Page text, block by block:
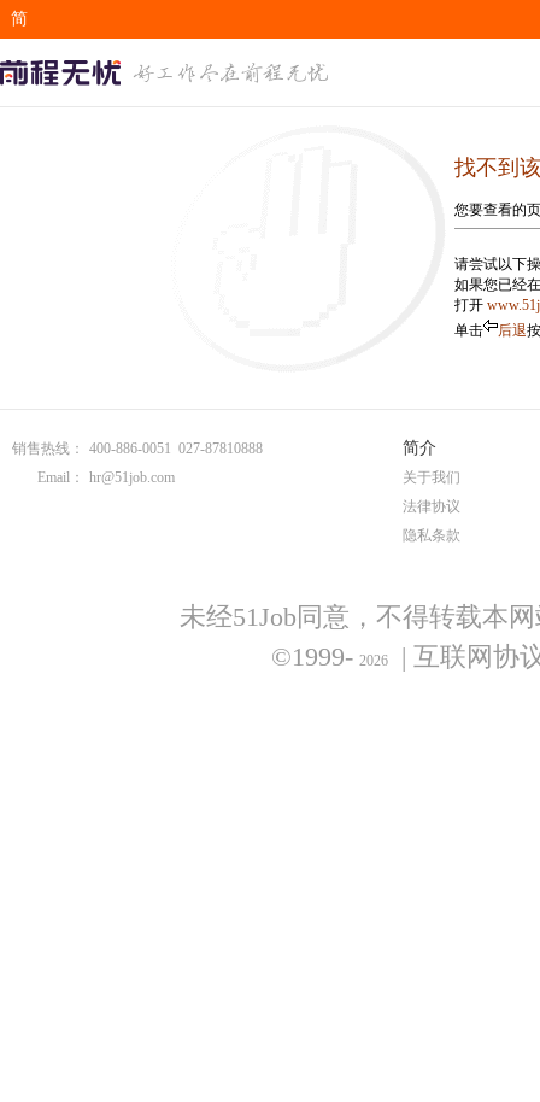
简
EN
找不到
您要查看的
请尝试以下
如果您已经
打开
单击
后退
销售热线：
400-886-0051 027-87810888
Email：
hr@51job.com
简介
关于我们
法律协议
隐私条款
未经51Job同意，不得转载本
©1999- 2026 | 互联网协